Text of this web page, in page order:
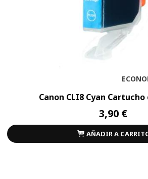
Canon CLI8 Cyan
3,90 €
AÑADIR A